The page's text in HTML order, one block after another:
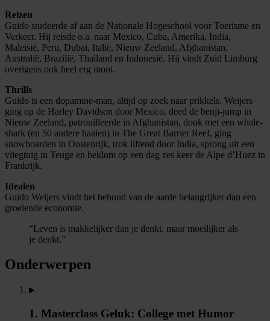
Reizen
Guido studeerde af aan de Nationale Hogeschool voor Toerisme en
Verkeer. Hij reisde o.a. naar Mexico, Cuba, Amerika, India,
Maleisië, Peru, Dubai, Italië, Nieuw Zeeland, Afghanistan,
Australië, Brazilië, Thailand en Indonesië. Hij vindt Zuid Limburg
overigens ook heel erg mooi.
Thrills
Guido is een dopamine-man, altijd op zoek naar prikkels. Weijers
ging op de Harley Davidson door Mexico, deed de benji-jump in
Nieuw Zeeland, patrouilleerde in Afghanistan, dook met een whale-
shark (en 50 andere haaien) in The Great Barrier Reef, ging
snowboarden in Oostenrijk, trok liftend door India, sprong uit een
vliegtuig in Teuge en beklom op een dag zes keer de Alpe d’Huez in
Frankrijk.
Idealen
Guido Weijers vindt het behoud van de aarde belangrijker dan een
groeiende economie.
“Leven is makkelijker dan je denkt, maar moeilijker als
je denkt.”
Onderwerpen
1. Masterclass Geluk: College met Humor